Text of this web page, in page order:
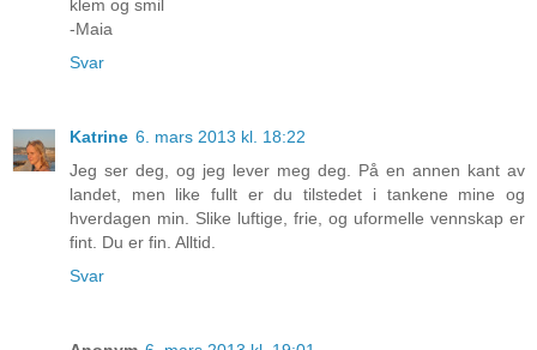
klem og smil
-Maia
Svar
Katrine 6. mars 2013 kl. 18:22
Jeg ser deg, og jeg lever meg deg. På en annen kant av
landet, men like fullt er du tilstedet i tankene mine og
hverdagen min. Slike luftige, frie, og uformelle vennskap er
fint. Du er fin. Alltid.
Svar